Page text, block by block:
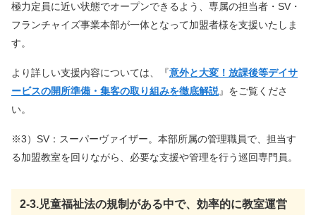
極力定員に近い状態でオープンできるよう、専属の担当者・SV・
フランチャイズ事業本部が一体となって加盟者様を支援いたしま
す。
より詳しい支援内容については、『意外と大変！放課後等デイサ
ービスの開所準備・集客の取り組みを徹底解説』をご覧くださ
い。
※3）SV：スーパーヴァイザー。本部所属の管理職員で、担当す
る加盟教室を回りながら、必要な支援や管理を行う巡回専門員。
2-3.児童福祉法の規制がある中で、効率的に教室運営